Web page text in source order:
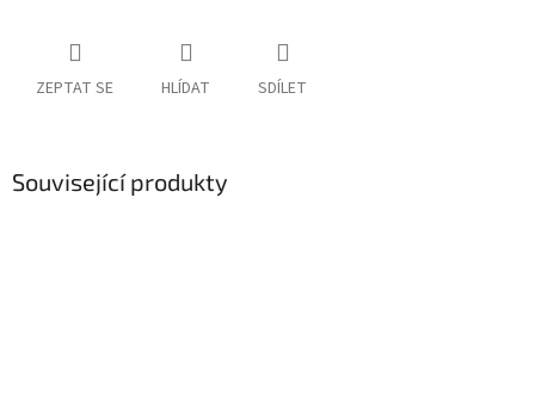
ZEPTAT SE HLÍDAT SDÍLET
Související produkty